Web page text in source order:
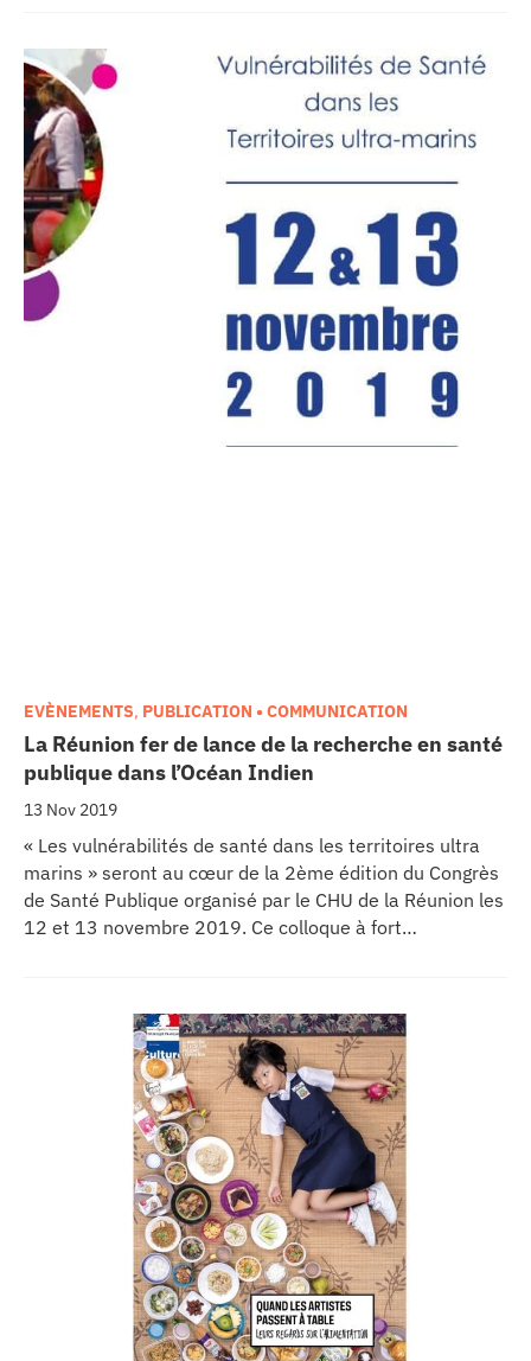
mises en place.
La Réunion fer de lance de la recherche en santé
publique dans l’Océan Indien
13 Nov 2019
EVÈNEMENTS, PUBLICATION • COMMUNICATION
« Les vulnérabilités de santé dans les territoires ultra
marins » seront au cœur de la 2ème édition du Congrès
de Santé Publique organisé par le CHU de la Réunion les
12 et 13 novembre 2019. Ce colloque à fort
pays de la Commission de l’océan indien, de l’Australie
et du Mozambique, 70 intervenants et 40 invités